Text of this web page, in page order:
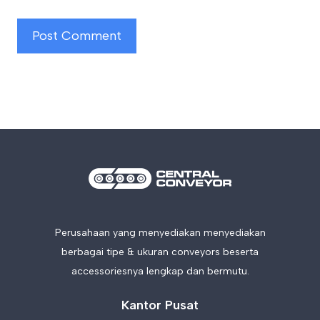
Perusahaan yang menyediakan menyediakan
berbagai tipe & ukuran conveyors beserta
accessoriesnya lengkap dan bermutu.
Kantor Pusat